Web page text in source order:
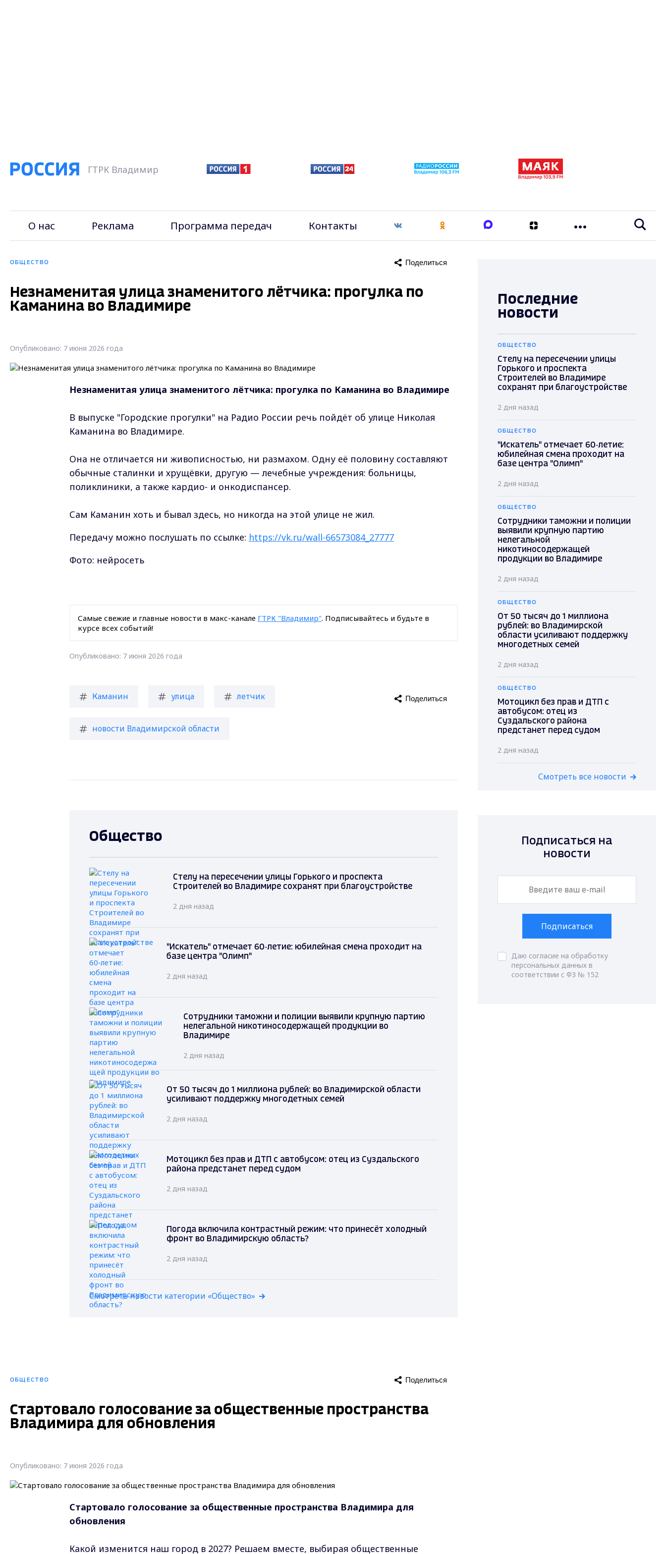
ГТРК Владимир
О нас Реклама Программа передач Контакты
ОБЩЕСТВО Поделиться
Незнаменитая улица знаменитого лётчика: прогулка по
Каманина во Владимире
Опубликовано: 7 июня 2026 года
Незнаменитая улица знаменитого лётчика: прогулка по Каманина во Владимире
В выпуске "Городские прогулки" на Радио России речь пойдёт об улице Николая
Каманина во Владимире.
Она не отличается ни живописностью, ни размахом. Одну её половину составляют
обычные сталинки и хрущёвки, другую — лечебные учреждения: больницы,
поликлиники, а также кардио- и онкодиспансер.
Сам Каманин хоть и бывал здесь, но никогда на этой улице не жил.
Передачу можно послушать по ссылке: https://vk.ru/wall-66573084_27777
Фото: нейросеть
Самые свежие и главные новости в макс-канале ГТРК "Владимир". Подписывайтесь и будьте в
курсе всех событий!
Опубликовано: 7 июня 2026 года
Каманин улица летчик
новости Владимирской области
Поделиться
Общество
Стелу на пересечении улицы Горького и проспекта
Строителей во Владимире сохранят при благоустройстве
2 дня назад
"Искатель" отмечает 60‑летие: юбилейная смена проходит на
базе центра "Олимп"
2 дня назад
Сотрудники таможни и полиции выявили крупную партию
нелегальной никотиносодержащей продукции во
Владимире
2 дня назад
От 50 тысяч до 1 миллиона рублей: во Владимирской области
усиливают поддержку многодетных семей
2 дня назад
Мотоцикл без прав и ДТП с автобусом: отец из Суздальского
района предстанет перед судом
2 дня назад
Погода включила контрастный режим: что принесёт холодный
фронт во Владимирскую область?
2 дня назад
Смотреть новости категории «Общество»
ОБЩЕСТВО Поделиться
Стартовало голосование за общественные пространства
Владимира для обновления
Опубликовано: 7 июня 2026 года
Стартовало голосование за общественные пространства Владимира для
обновления
Какой изменится наш город в 2027? Решаем вместе, выбирая общественные
Последние
новости
ОБЩЕСТВО
Стелу на пересечении улицы
Горького и проспекта
Строителей во Владимире
сохранят при благоустройстве
2 дня назад
ОБЩЕСТВО
"Искатель" отмечает 60‑летие:
юбилейная смена проходит на
базе центра "Олимп"
2 дня назад
ОБЩЕСТВО
Сотрудники таможни и полиции
выявили крупную партию
нелегальной
никотиносодержащей
продукции во Владимире
2 дня назад
ОБЩЕСТВО
От 50 тысяч до 1 миллиона
рублей: во Владимирской
области усиливают поддержку
многодетных семей
2 дня назад
ОБЩЕСТВО
Мотоцикл без прав и ДТП с
автобусом: отец из
Суздальского района
предстанет перед судом
2 дня назад
Смотреть все новости
Подписаться на
новости
Подписаться
Даю согласие на обработку
персональных данных в
соответствии с ФЗ № 152